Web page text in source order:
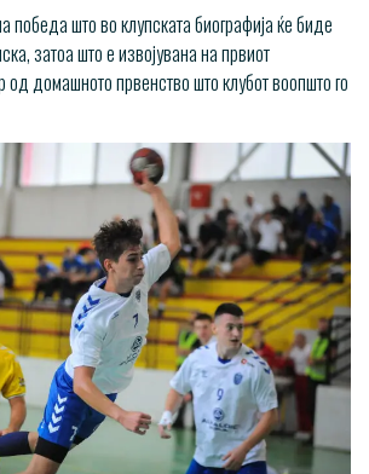
победа што во клупската биографија ќе биде
затоа што е извојувана на првиот
од домашното првенство што клубот воопшто го